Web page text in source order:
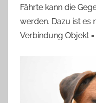
Fährte kann die
werden. Dazu ist es
Verbindung Objekt